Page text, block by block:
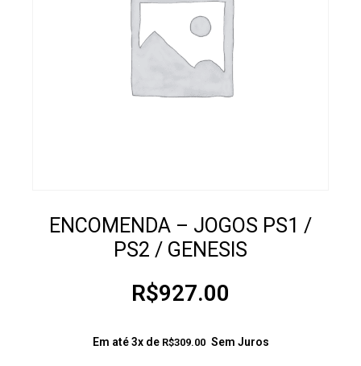
ENCOMENDA – JOGOS PS1 /
PS2 / GENESIS
R$927.00
Em até 3x de R$309.00 Sem Juros